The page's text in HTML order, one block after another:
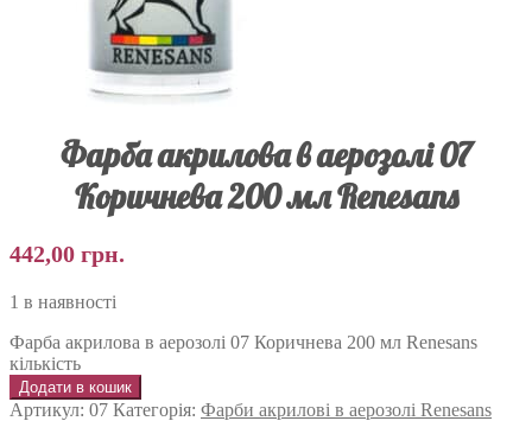
Фарба акрилова в аерозолі 07
Коричнева 200 мл Renesans
442,00 грн.
1 в наявності
Фарба акрилова в аерозолі 07 Коричнева 200 мл Renesans
кількість
Додати в кошик
Артикул: 07 Категорія: Фарби акрилові в аерозолі Renesans